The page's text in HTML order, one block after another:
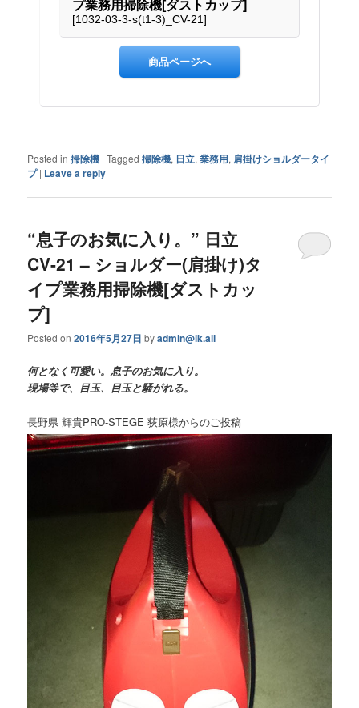
Posted in 掃除機 |Tagged 掃除機, 日立,業務用, 肩掛けショルダータイ
プ | Leave a reply
“息子のお気に入り。” 日立
CV-21 – ショルダー(肩掛け)タ
イプ業務用掃除機[ダストカッ
プ]
Posted on2016年5月27日 byadmin@ik.all
何となく可愛い。息子のお気に入り。
現場等で、目玉、目玉と騒がれる。
長野県 輝貴PRO-STEGE 荻原様からのご投稿